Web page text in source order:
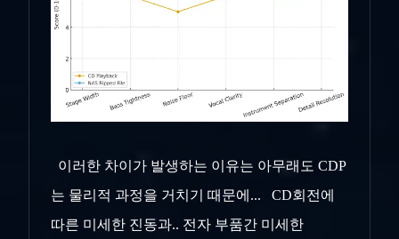
이러한 차이가 발생하는 이유는 아무래도 CDP
는 물리적 과정을 거치기 때문에... CD회전에
따른 미세한 진동과.. 전자 부품간 미세한